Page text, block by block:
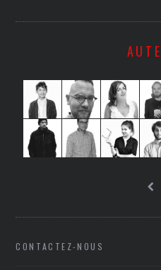
CONTACTEZ-NOUS